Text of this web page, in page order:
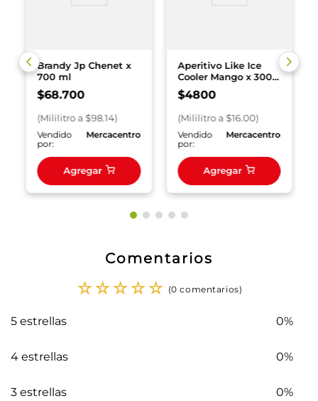
Brandy Jp Chenet x
700 ml
$68.700
(Mililitroa $98.14)
Vendido
por:
Mercacentro
Agregar
Aperitivo Like Ice
Cooler Mango x 300
ml
$4800
(Mililitroa $16.00)
Vendido
por:
Mercacentro
Agregar
Comentarios
☆☆☆☆☆ (0 comentarios)
5 estrellas 0%
4 estrellas 0%
3 estrellas 0%